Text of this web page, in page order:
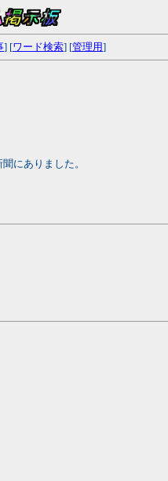
] [ワード検索] [管理用]
にありました。